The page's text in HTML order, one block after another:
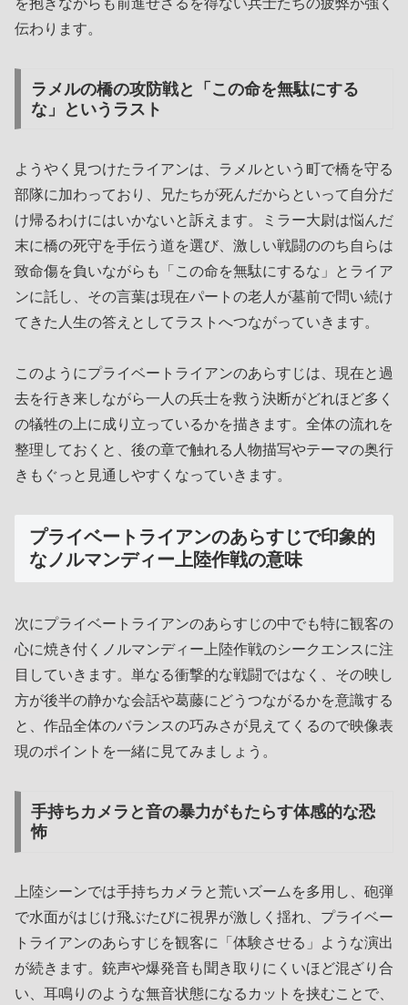
を抱きながらも前進せざるを得ない兵士たちの疲弊が強く
伝わります。
ラメルの橋の攻防戦と「この命を無駄にする
な」というラスト
ようやく見つけたライアンは、ラメルという町で橋を守る
部隊に加わっており、兄たちが死んだからといって自分だ
け帰るわけにはいかないと訴えます。ミラー大尉は悩んだ
末に橋の死守を手伝う道を選び、激しい戦闘ののち自らは
致命傷を負いながらも「この命を無駄にするな」とライア
ンに託し、その言葉は現在パートの老人が墓前で問い続け
てきた人生の答えとしてラストへつながっていきます。
このようにプライベートライアンのあらすじは、現在と過
去を行き来しながら一人の兵士を救う決断がどれほど多く
の犠牲の上に成り立っているかを描きます。全体の流れを
整理しておくと、後の章で触れる人物描写やテーマの奥行
きもぐっと見通しやすくなっていきます。
プライベートライアンのあらすじで印象的
なノルマンディー上陸作戦の意味
次にプライベートライアンのあらすじの中でも特に観客の
心に焼き付くノルマンディー上陸作戦のシークエンスに注
目していきます。単なる衝撃的な戦闘ではなく、その映し
方が後半の静かな会話や葛藤にどうつながるかを意識する
と、作品全体のバランスの巧みさが見えてくるので映像表
現のポイントを一緒に見てみましょう。
手持ちカメラと音の暴力がもたらす体感的な恐
怖
上陸シーンでは手持ちカメラと荒いズームを多用し、砲弾
で水面がはじけ飛ぶたびに視界が激しく揺れ、プライベー
トライアンのあらすじを観客に「体験させる」ような演出
が続きます。銃声や爆発音も聞き取りにくいほど混ざり合
い、耳鳴りのような無音状態になるカットを挟むことで、